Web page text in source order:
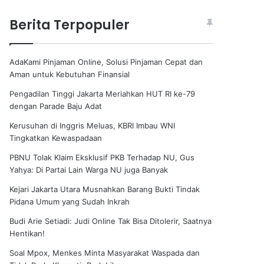
Berita Terpopuler
AdaKami Pinjaman Online, Solusi Pinjaman Cepat dan
Aman untuk Kebutuhan Finansial
Pengadilan Tinggi Jakarta Meriahkan HUT RI ke-79
dengan Parade Baju Adat
Kerusuhan di Inggris Meluas, KBRI Imbau WNI
Tingkatkan Kewaspadaan
PBNU Tolak Klaim Eksklusif PKB Terhadap NU, Gus
Yahya: Di Partai Lain Warga NU juga Banyak
Kejari Jakarta Utara Musnahkan Barang Bukti Tindak
Pidana Umum yang Sudah Inkrah
Budi Arie Setiadi: Judi Online Tak Bisa Ditolerir, Saatnya
Hentikan!
Soal Mpox, Menkes Minta Masyarakat Waspada dan